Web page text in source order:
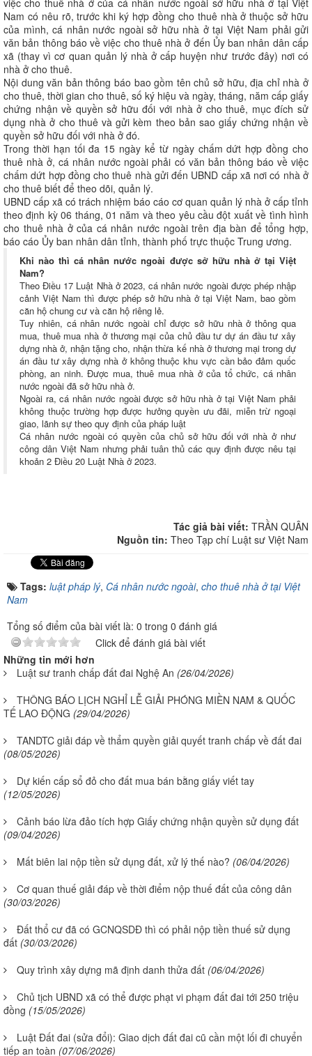
việc cho thuê nhà ở của cá nhân nước ngoài sở hữu nhà ở tại Việt
Nam có nêu rõ, trước khi ký hợp đồng cho thuê nhà ở thuộc sở hữu
của mình, cá nhân nước ngoài sở hữu nhà ở tại Việt Nam phải gửi
văn bản thông báo về việc cho thuê nhà ở đến Ủy ban nhân dân cấp
xã (thay vì cơ quan quản lý nhà ở cấp huyện như trước đây) nơi có
nhà ở cho thuê.
Nội dung văn bản thông báo bao gồm tên chủ sở hữu, địa chỉ nhà ở
cho thuê, thời gian cho thuê, số ký hiệu và ngày, tháng, năm cấp giấy
chứng nhận về quyền sở hữu đối với nhà ở cho thuê, mục đích sử
dụng nhà ở cho thuê và gửi kèm theo bản sao giấy chứng nhận về
quyền sở hữu đối với nhà ở đó.
Trong thời hạn tối đa 15 ngày kể từ ngày chấm dứt hợp đồng cho
thuê nhà ở, cá nhân nước ngoài phải có văn bản thông báo về việc
chấm dứt hợp đồng cho thuê nhà gửi đến UBND cấp xã nơi có nhà ở
cho thuê biết để theo dõi, quản lý.
UBND cấp xã có trách nhiệm báo cáo cơ quan quản lý nhà ở cấp tỉnh
theo định kỳ 06 tháng, 01 năm và theo yêu cầu đột xuất về tình hình
cho thuê nhà ở của cá nhân nước ngoài trên địa bàn để tổng hợp,
báo cáo Ủy ban nhân dân tỉnh, thành phố trực thuộc Trung ương.
Khi nào thì cá nhân nước ngoài được sở hữu nhà ở tại Việt
Nam?
Theo Điều 17 Luật Nhà ở 2023, cá nhân nước ngoài được phép nhập
cảnh Việt Nam thì được phép sở hữu nhà ở tại Việt Nam, bao gồm
căn hộ chung cư và căn hộ riêng lẻ.
Tuy nhiên, cá nhân nước ngoài chỉ được sở hữu nhà ở thông qua
mua, thuê mua nhà ở thương mại của chủ đầu tư dự án đầu tư xây
dựng nhà ở, nhận tặng cho, nhận thừa kế nhà ở thương mại trong dự
án đầu tư xây dựng nhà ở không thuộc khu vực cần bảo đảm quốc
phòng, an ninh. Được mua, thuê mua nhà ở của tổ chức, cá nhân
nước ngoài đã sở hữu nhà ở.
Ngoài ra, cá nhân nước ngoài được sở hữu nhà ở tại Việt Nam phải
không thuộc trường hợp được hưởng quyền ưu đãi, miễn trừ ngoại
giao, lãnh sự theo quy định của pháp luật
Cá nhân nước ngoài có quyền của chủ sở hữu đối với nhà ở như
công dân Việt Nam nhưng phải tuân thủ các quy định được nêu tại
khoản 2 Điều 20 Luật Nhà ở 2023.
Tác giả bài viết: TRẦN QUÂN
Nguồn tin: Theo Tạp chí Luật sư Việt Nam
Tags: luật pháp lý, Cá nhân nước ngoài, cho thuê nhà ở tại Việt
Nam
Tổng số điểm của bài viết là: 0 trong 0 đánh giá
Click để đánh giá bài viết
Những tin mới hơn
Luật sư tranh chấp đất đai Nghệ An (26/04/2026)
THÔNG BÁO LỊCH NGHỈ LỄ GIẢI PHÓNG MIỀN NAM & QUỐC
TẾ LAO ĐỘNG (29/04/2026)
TANDTC giải đáp về thẩm quyền giải quyết tranh chấp về đất đai
(08/05/2026)
Dự kiến cấp sổ đỏ cho đất mua bán bằng giấy viết tay
(12/05/2026)
Cảnh báo lừa đảo tích hợp Giấy chứng nhận quyền sử dụng đất
(09/04/2026)
Mất biên lai nộp tiền sử dụng đất, xử lý thế nào? (06/04/2026)
Cơ quan thuế giải đáp về thời điểm nộp thuế đất của công dân
(30/03/2026)
Đất thổ cư đã có GCNQSDĐ thì có phải nộp tiền thuế sử dụng
đất (30/03/2026)
Quy trình xây dựng mã định danh thửa đất (06/04/2026)
Chủ tịch UBND xã có thể được phạt vi phạm đất đai tới 250 triệu
đồng (15/05/2026)
Luật Đất đai (sửa đổi): Giao dịch đất đai cũ cần một lối đi chuyển
tiếp an toàn (07/06/2026)